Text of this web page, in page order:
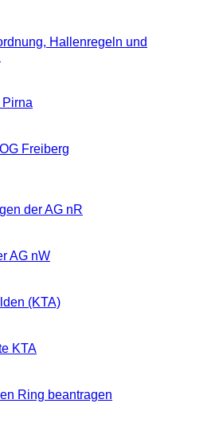
Hallenregeln und
Pirna
Freiberg
der AG nR
AG nW
(KTA)
KTA
Ring beantragen